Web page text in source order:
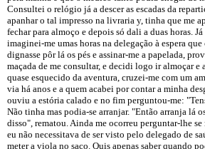
Consultei o relógio já a descer as escadas da
apanhar o tal impresso na livraria y, tinha que me
fechar para almoço e depois só dali a duas horas.
imaginei-me umas horas na delegação à espera
dignasse pôr lá os pés e assinar-me a papelada,
maçada de me consultar, e decidi logo ir almoçar e
quase esquecido da aventura, cruzei-me com um
via há anos e a quem acabei por contar a minha
ouviu a estória calado e no fim perguntou-me:
Não tinha mas podia-se arranjar. "Então arranja lá
disso", rematou. Ainda me ocorreu perguntar-lhe se
eu não necessitava de ser visto pelo delegado de
meter a viola no saco. Quis apenas saber quando